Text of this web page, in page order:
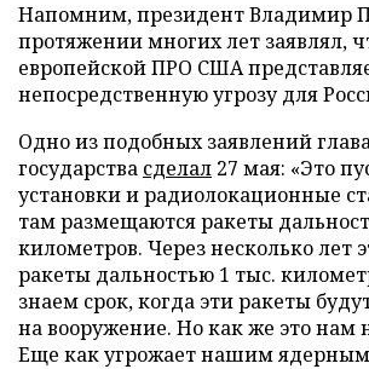
Напомним, президент Владимир
протяжении многих лет заявлял,
европейской ПРО США
непосредственную угрозу для
Одно из подобных заявлений
государства сделал 27 мая: «Это
установки и радиолокационные
там размещаются ракеты
километров. Через несколько лет
ракеты дальностью 1 тыс.
знаем срок, когда эти ракеты
на вооружение. Но как же это нам
Еще как угрожает нашим